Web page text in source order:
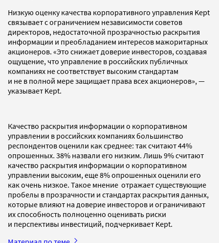
Низкую оценку качества корпоративного управления Kept
связывает с ограничением независимости советов
директоров, недостаточной прозрачностью раскрытия
информации и преобладанием интересов мажоритарных
акционеров. «Это снижает доверие инвесторов, создавая
ощущение, что управление в российских публичных
компаниях не соответствует высоким стандартам
и не в полной мере защищает права всех акционеров», —
указывает Kept.
Качество раскрытия информации о корпоративном
управлении в российских компаниях большинство
респондентов оценили как среднее: так считают 44%
опрошенных. 38% назвали его низким. Лишь 9% считают
качество раскрытия информации о корпоративном
управлении высоким, еще 8% опрошенных оценили его
как очень низкое. Такое мнение отражает существующие
пробелы в прозрачности и стандартах раскрытия данных,
которые влияют на доверие инвесторов и ограничивают
их способность полноценно оценивать риски
и перспективы инвестиций, подчеркивает Kept.